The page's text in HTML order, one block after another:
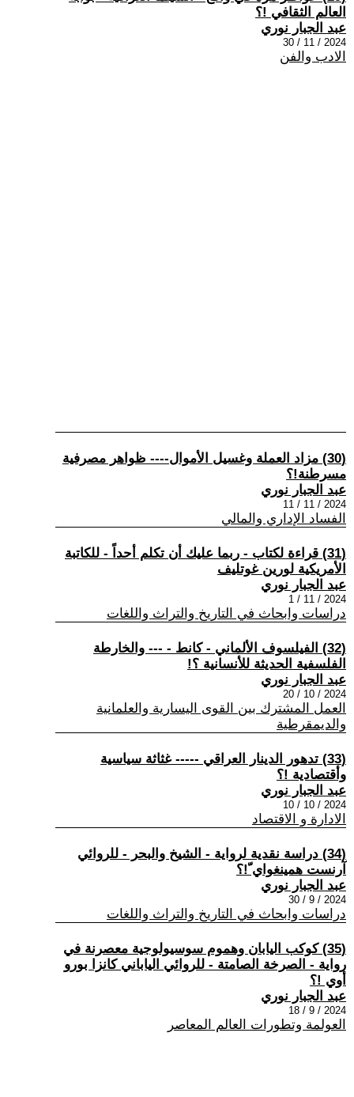
العالم الثقافي !؟
عبد الجبار نوري
2024 / 11 / 30
الادب والفن
(30) مزاد العملة وغسيل الأموال---- ظواهر مصرفية
مسرطنة!؟
عبد الجبار نوري
2024 / 11 / 11
الفساد الإداري والمالي
(31) قراءة لكتاب - ربما عليك أن تكلم أحداً - للكاتبة
الأمريكية لورين غوتليف
عبد الجبار نوري
2024 / 11 / 1
دراسات وابحاث في التاريخ والتراث واللغات
(32) الفيلسوف الألماني - كانط - --- والخارطة
الفلسفية الحديثة للأنسانية ؟!
عبد الجبار نوري
2024 / 10 / 20
العمل المشترك بين القوى اليسارية والعلمانية
والديمقرطية
(33) تدهور الدينار العراقي ----- غثاثة سياسية
وأقتصادية !؟
عبد الجبار نوري
2024 / 10 / 10
الادارة و الاقتصاد
(34) دراسة نقدية لرواية - الشيخ والبحر - للروائي
آرنست همينغواي ّ!؟
عبد الجبار نوري
2024 / 9 / 30
دراسات وابحاث في التاريخ والتراث واللغات
(35) كوكب اليابان وهموم سوسيولوجية معصرنة في
رواية - الصرخة الصامتة - للروائي الياباني كانزا بورو
أوي !؟
عبد الجبار نوري
2024 / 9 / 18
العولمة وتطورات العالم المعاصر